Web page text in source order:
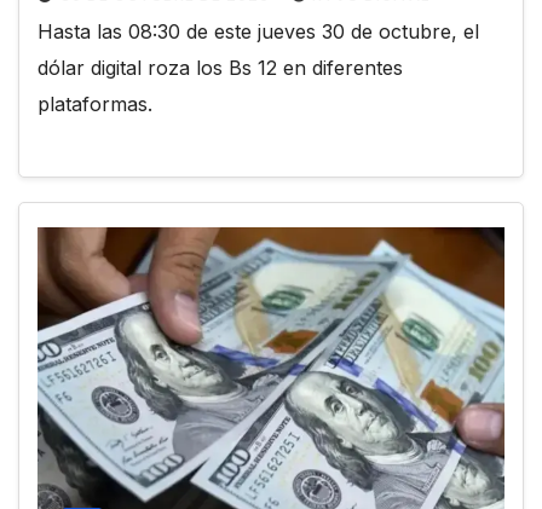
Hasta las 08:30 de este jueves 30 de octubre, el
dólar digital roza los Bs 12 en diferentes
plataformas.